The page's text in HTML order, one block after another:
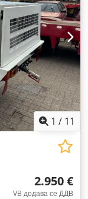
1 / 11
2.950 €
VB додава се ДДВ